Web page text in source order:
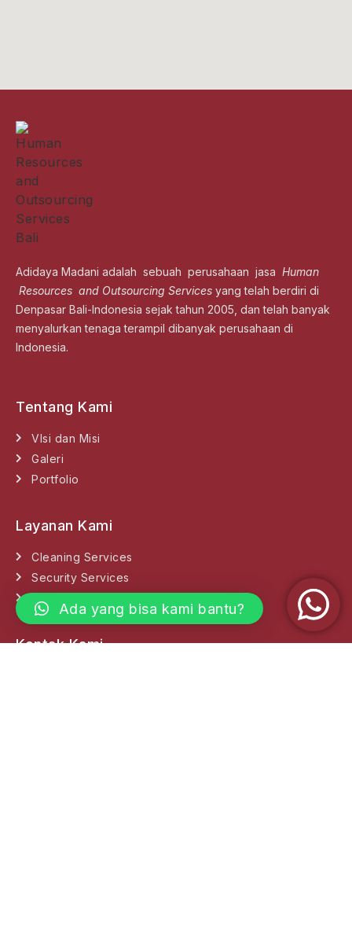
Adidaya Madani adalah sebuah perusahaan jasa Human
Resources and Outsourcing Services yang telah berdiri di
Denpasar Bali-Indonesia sejak tahun 2005, dan telah banyak
menyalurkan tenaga terampil dibanyak perusahaan di
Indonesia.
Tentang Kami
VIsi dan Misi
Galeri
Portfolio
Layanan Kami
Cleaning Services
Security Services
Kontak Kami
Ada yang bisa kami bantu?